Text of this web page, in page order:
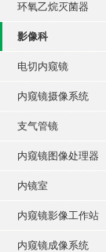
环氧乙烷灭菌器
影像科
电切内窥镜
内窥镜摄像系统
支气管镜
内窥镜图像处理器
内镜室
内窥镜影像工作站
内窥镜成像系统